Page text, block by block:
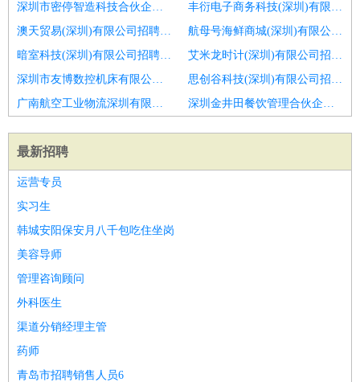
深圳市密停智造科技合伙企业(有限合伙)招聘会计
丰衍电子商务科技(深圳)有限公司招聘总账会计
澳天贸易(深圳)有限公司招聘费用会计
航母号海鲜商城(深圳)有限公司招聘主管会计
暗室科技(深圳)有限公司招聘应收会计
艾米龙时计(深圳)有限公司招聘会计
深圳市友博数控机床有限公司招聘外勤会计
思创谷科技(深圳)有限公司招聘销售会计
广南航空工业物流深圳有限公司招聘主办会计
深圳金井田餐饮管理合伙企业(有限合伙)招聘会计实习生
最新招聘
运营专员
实习生
韩城安阳保安月八千包吃住坐岗
美容导师
管理咨询顾问
外科医生
渠道分销经理主管
药师
青岛市招聘销售人员6